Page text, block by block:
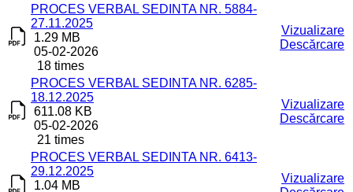
PROCES VERBAL SEDINTA NR. 5884-
27.11.2025
1.29 MB
05-02-2026
18 times
Vizualizare
Descărcare
PROCES VERBAL SEDINTA NR. 6285-
18.12.2025
611.08 KB
05-02-2026
21 times
Vizualizare
Descărcare
PROCES VERBAL SEDINTA NR. 6413-
29.12.2025
1.04 MB
Vizualizare